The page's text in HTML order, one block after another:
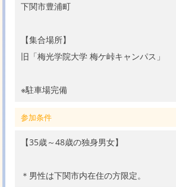
下関市豊浦町
【集合場所】
旧「梅光学院大学 梅ケ峠キャンパス」
※駐車場完備
参加条件
【35歳～48歳の独身男女】
＊男性は下関市内在住の方限定。